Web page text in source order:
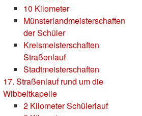
10 Kilometer
Münsterlandmeisterschaften
der Schüler
Kreismeisterschaften
Straßenlauf
Stadtmeisterschaften
17. Straßenlauf rund um die
Wibbeltkapelle
2 Kilometer Schülerlauf